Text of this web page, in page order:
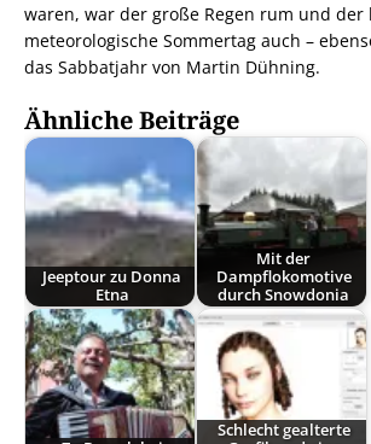
waren, war der große Regen rum und der
meteorologische Sommertag auch –
das Sabbatjahr von Martin Dühning.
Ähnliche Beiträge
Jeeptour zu Donna
Etna
Mit der
Dampflokomotive
durch Snowdonia
Schlecht gealterte